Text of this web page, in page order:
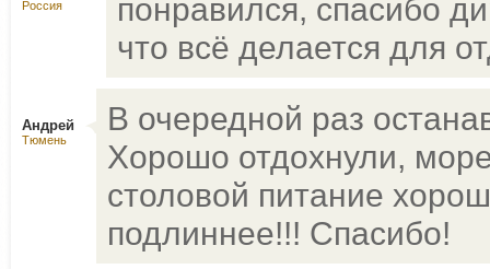
Россия
понравился, спасибо
что всё делается для
Андрей
Тюмень
В очередной раз
Хорошо отдохнули,
столовой питание
подлиннее!!! Спасибо!